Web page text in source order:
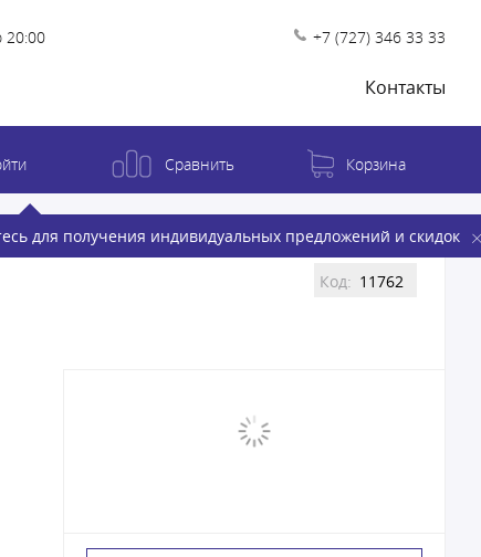
20:00 +7 (727) 346 33 33
Контакты
для получения индивидуальных предложений и скидок
Сравнить Корзина
Код: 11762